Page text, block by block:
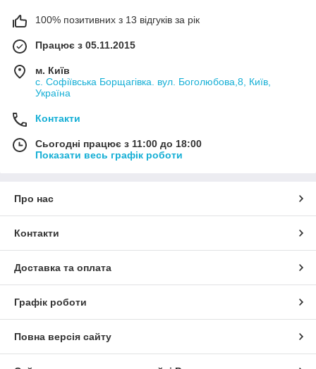
100% позитивних з 13 відгуків за рік
Працює з 05.11.2015
м. Київ
с. Софіївська Борщагівка. вул. Боголюбова,8, Київ,
Україна
Контакти
Сьогодні працює з 11:00 до 18:00
Показати весь графік роботи
Про нас
Контакти
Доставка та оплата
Графік роботи
Повна версія сайту